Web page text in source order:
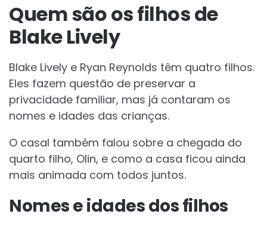
Quem são os filhos de
Blake Lively
Blake Lively e Ryan Reynolds têm quatro filhos.
Eles fazem questão de preservar a
privacidade familiar, mas já contaram os
nomes e idades das crianças.
O casal também falou sobre a chegada do
quarto filho, Olin, e como a casa ficou ainda
mais animada com todos juntos.
Nomes e idades dos filhos